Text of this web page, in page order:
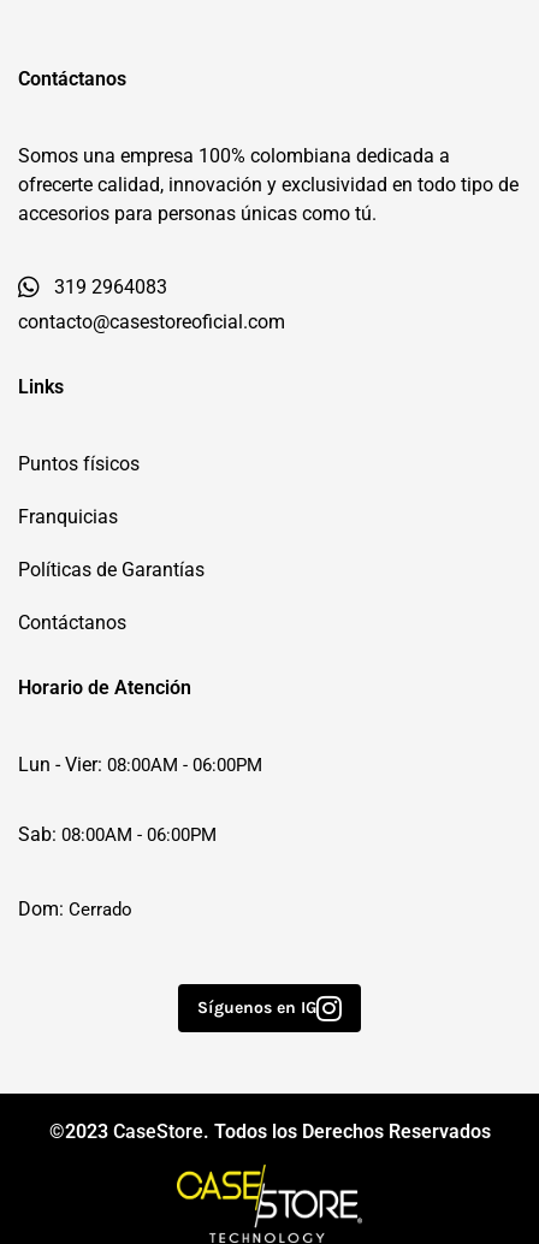
Contáctanos
Somos una empresa 100% colombiana dedicada a
ofrecerte calidad, innovación y exclusividad en todo tipo de
accesorios para personas únicas como tú.
319 2964083
contacto@casestoreoficial.com
Links
Puntos físicos
Franquicias
Políticas de Garantías
Contáctanos
Horario de Atención
Lun - Vier: 08:00AM - 06:00PM
Sab: 08:00AM - 06:00PM
Dom: Cerrado
Síguenos en IG
©2023 CaseStore. Todos los Derechos Reservados